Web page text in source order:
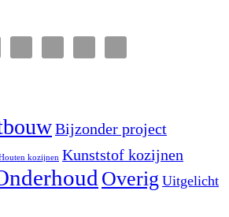
Bijzonder project
kozijnen Kunststof kozijnen
Overig Uitgelicht